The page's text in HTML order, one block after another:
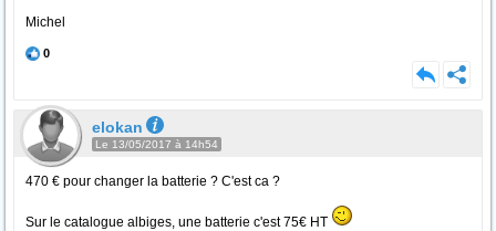
Michel
0
elokan
Le 13/05/2017 à 14h54
470 € pour changer la batterie ? C'est ca ?
Sur le catalogue albiges, une batterie c'est 75€ HT